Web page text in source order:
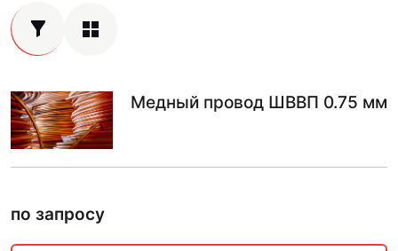
Медный провод ШВВП 0.75 мм
по запросу